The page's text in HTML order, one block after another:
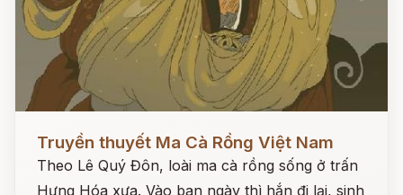
Đọc ngay
Truyền thuyết Ma Cà Rồng Việt Nam
Theo Lê Quý Đôn, loài ma cà rồng sống ở trấn
Hưng Hóa xưa. Vào ban ngày thì hắn đi lại, sinh